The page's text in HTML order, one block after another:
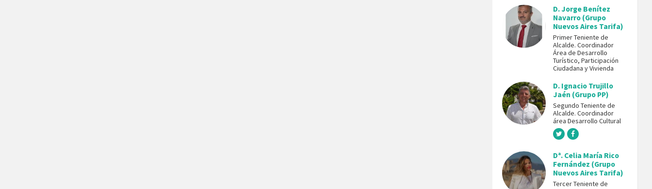
D. Jorge Benítez
Navarro (Grupo
Nuevos Aires Tarifa)
Primer Teniente de
Alcalde. Coordinador
Área de Desarrollo
Turístico, Participación
Ciudadana y Vivienda
D. Ignacio Trujillo
Jaén (Grupo PP)
Segundo Teniente de
Alcalde. Coordinador
área Desarrollo Cultural
Dª. Celia María Rico
Fernández (Grupo
Nuevos Aires Tarifa)
Tercer Teniente de